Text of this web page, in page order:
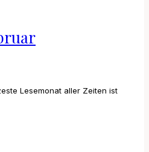
Lesemonat aller Zeiten ist